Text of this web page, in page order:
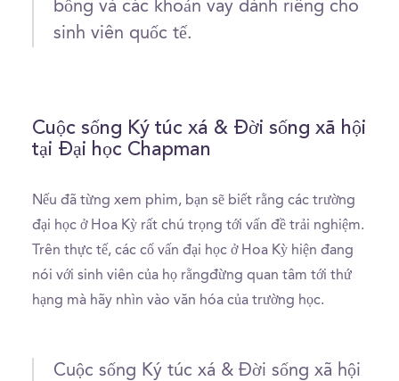
bổng và các khoản vay dành riêng cho
sinh viên quốc tế.
Cuộc sống Ký túc xá & Đời sống xã hội
tại Đại học Chapman
Nếu đã từng xem phim, bạn sẽ biết rằng các trường
đại học ở Hoa Kỳ rất chú trọng tới vấn đề trải nghiệm.
Trên thực tế, các cố vấn đại học ở Hoa Kỳ hiện đang
nói với sinh viên của họ rằngđừng quan tâm tới thứ
hạng mà hãy nhìn vào văn hóa của trường học.
Cuộc sống Ký túc xá & Đời sống xã hội